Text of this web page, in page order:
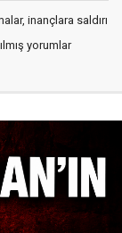
inançlara saldırı
yorumlar